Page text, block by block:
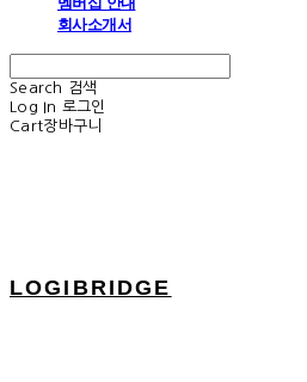
회사소개서
Search
검색
Log In 로그인
Cart장바구니
LOGIBRIDGE